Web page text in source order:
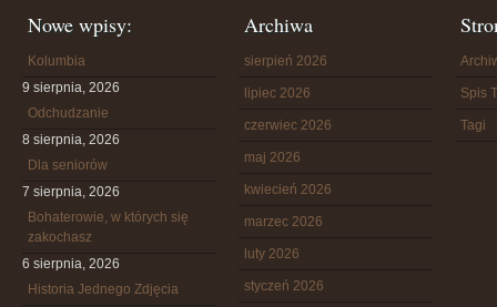
Nowe wpisy:
Kolumbia
9 sierpnia, 2026
Odchudzanie
8 sierpnia, 2026
Dla seniorów
7 sierpnia, 2026
Bohaterowie, w których się
zakochasz
6 sierpnia, 2026
Historia Jednego Zdjęcia
Archiwa
sierpień 2026
lipiec 2026
czerwiec 2026
maj 2026
kwiecień 2026
marzec 2026
luty 2026
styczeń 2026
Spis
Tagi